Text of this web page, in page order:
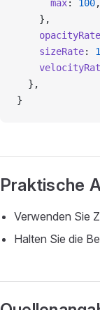
      max
: 100,
    },
    opacityRate
    sizeRate
: 1
  },
}
Praktische
Verwenden Sie
Halten Sie die